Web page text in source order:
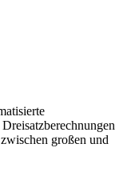
großen und